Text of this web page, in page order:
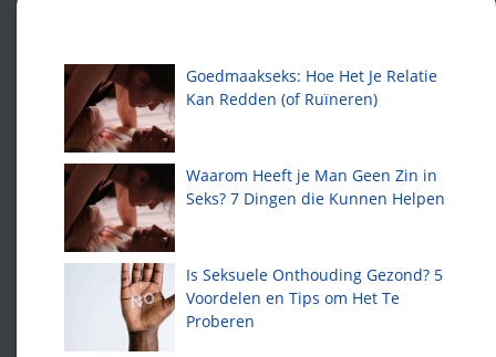
Goedmaakseks: Hoe Het Je Relatie
Kan Redden (of Ruïneren)
Waarom Heeft je Man Geen Zin in
Seks? 7 Dingen die Kunnen Helpen
Is Seksuele Onthouding Gezond? 5
Voordelen en Tips om Het Te
Proberen